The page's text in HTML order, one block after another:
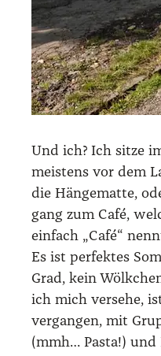
Und ich? Ich sit­ze
meis­tens vor dem
die Hän­ge­mat­te,
gang zum Café,
ein­fach „Café“
Es ist per­fek­tes
Grad, kein
ich mich ver­se­he,
ver­gan­gen, mit
(mmh… Pas­ta!) und